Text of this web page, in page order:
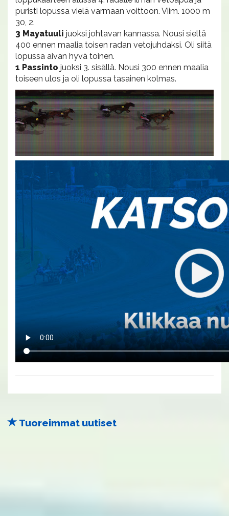
puristi lopussa vielä varmaan voittoon. Viim. 1000 m
30, 2.
3 Mayatuuli juoksi johtavan kannassa. Nousi sieltä
400 ennen maalia toisen radan vetojuhdaksi. Oli siitä
lopussa aivan hyvä toinen.
1 Passinto juoksi 3. sisällä. Nousi 300 ennen maalia
toiseen ulos ja oli lopussa tasainen kolmas.
Tuoreimmat uutiset